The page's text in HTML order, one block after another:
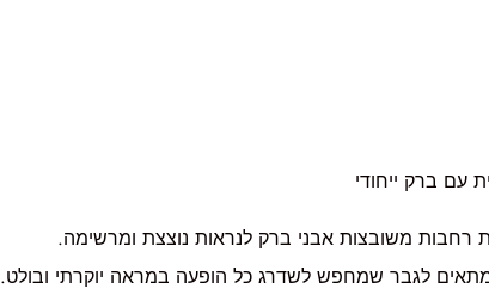
עם ברק ייחודי
רחבות משובצות אבני ברק לנראות נוצצת ומרשימה.
לגבר שמחפש לשדרג כל הופעה במראה יוקרתי ובולט.